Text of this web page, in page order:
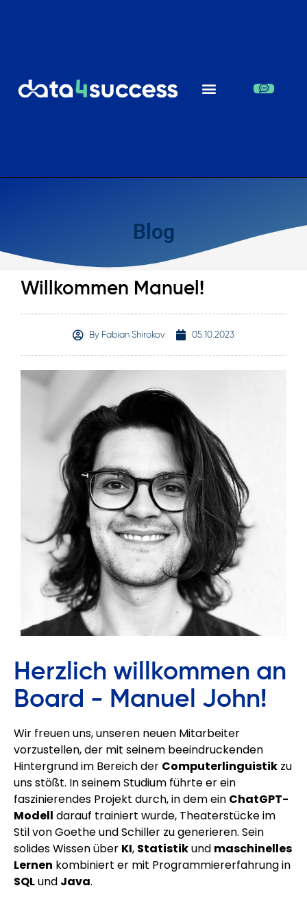
Blog
Willkommen Manuel!
By Fabian Shirokov 05.10.2023
Herzlich willkommen an
Board - Manuel John!
Wir freuen uns, unseren neuen Mitarbeiter
vorzustellen, der mit seinem beeindruckenden
Hintergrund im Bereich der Computerlinguistik zu
uns stößt. In seinem Studium führte er ein
faszinierendes Projekt durch, in dem ein ChatGPT-
Modell darauf trainiert wurde, Theaterstücke im
Stil von Goethe und Schiller zu generieren. Sein
solides Wissen über KI, Statistikund maschinelles
Lernen kombiniert er mit Programmiererfahrung in
SQLund Java.